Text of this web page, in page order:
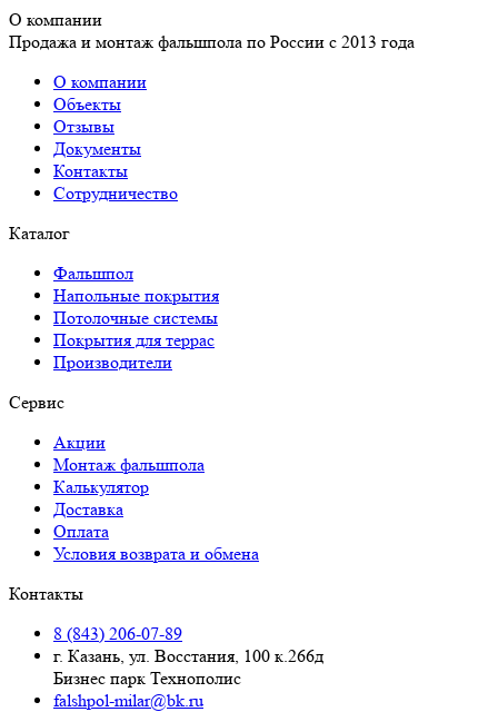
О компании
Продажа и монтаж фальшпола по России с 2013 года
О компании
Объекты
Отзывы
Документы
Контакты
Сотрудничество
Каталог
Фальшпол
Напольные покрытия
Потолочные системы
Покрытия для террас
Производители
Сервис
Акции
Монтаж фальшпола
Калькулятор
Доставка
Оплата
Условия возврата и обмена
Контакты
8 (843) 206-07-89
г. Казань, ул. Восстания, 100 к.266д
Бизнес парк Технополис
falshpol-milar@bk.ru